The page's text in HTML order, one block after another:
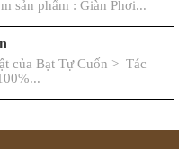
sản phẩm : Giàn Phơi...
của Bạt Tự Cuốn > Tác